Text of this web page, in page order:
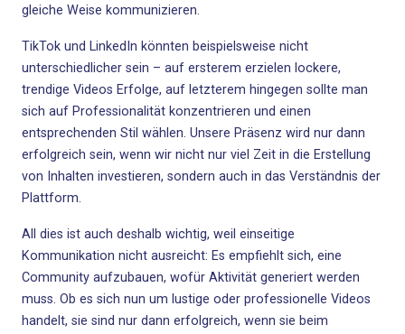
gleiche Weise kommunizieren.
TikTok und LinkedIn könnten beispielsweise nicht
unterschiedlicher sein – auf ersterem erzielen lockere,
trendige Videos Erfolge, auf letzterem hingegen sollte man
sich auf Professionalität konzentrieren und einen
entsprechenden Stil wählen. Unsere Präsenz wird nur dann
erfolgreich sein, wenn wir nicht nur viel Zeit in die Erstellung
von Inhalten investieren, sondern auch in das Verständnis der
Plattform.
All dies ist auch deshalb wichtig, weil einseitige
Kommunikation nicht ausreicht: Es empfiehlt sich, eine
Community aufzubauen, wofür Aktivität generiert werden
muss. Ob es sich nun um lustige oder professionelle Videos
handelt, sie sind nur dann erfolgreich, wenn sie beim